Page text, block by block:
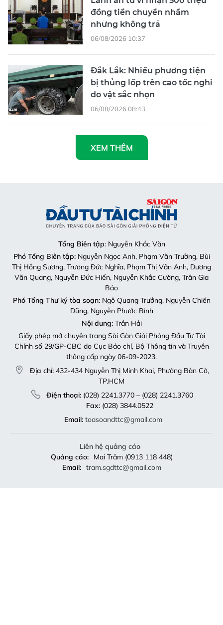
đồng tiền chuyển nhầm
nhưng không trả
06/08/2026 10:37
Đắk Lắk: Nhiều phương tiện
bị thủng lốp trên cao tốc nghi
do vật sắc nhọn
06/08/2026 08:43
XEM THÊM
Tổng Biên tập: Nguyễn Khắc Văn
Phó Tổng Biên tập:Nguyễn Ngọc Anh, Phạm Văn Trường, Bùi
Thị Hồng Sương, Trương Đức Nghĩa, Phạm Thị Vân Anh, Dương
Văn Quang, Nguyễn Đức Hiển, Nguyễn Khắc Cường, Trần Gia
Bảo
Phó Tổng Thư ký tòa soạn:Ngô Quang Trưởng, Nguyễn Chiến
Dũng, Nguyễn Phước Bình
Nội dung:Trần Hải
Giấy phép mở chuyên trang Sài Gòn Giải Phóng Đầu Tư Tài
Chính số 29/GP-CBC do Cục Báo chí, Bộ Thông tin và Truyền
thông cấp ngày 06-09-2023.
Địa chỉ: 432-434 Nguyễn Thị Minh Khai, Phường Bàn Cờ,
TP.HCM
Điện thoại:(028) 2241.3770 – (028) 2241.3760
Fax:(028) 3844.0522
Email: toasoandttc@gmail.com
Liên hệ quảng cáo
Quảng cáo:
Mai Trâm (0913 118 448)
Email: tram.sgdttc@gmail.com